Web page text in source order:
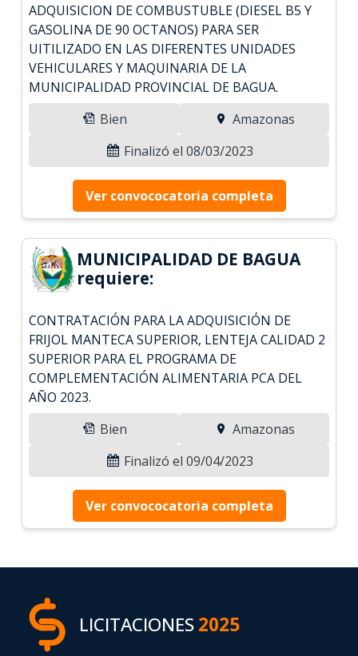
ADQUISICION DE COMBUSTUBLE (DIESEL B5 Y
GASOLINA DE 90 OCTANOS) PARA SER
UITILIZADO EN LAS DIFERENTES UNIDADES
VEHICULARES Y MAQUINARIA DE LA
MUNICIPALIDAD PROVINCIAL DE BAGUA.
Bien
Amazonas
Finalizó el 08/03/2023
Ver convococatoria completa
MUNICIPALIDAD DE BAGUA
requiere:
CONTRATACIÓN PARA LA ADQUISICIÓN DE
FRIJOL MANTECA SUPERIOR, LENTEJA CALIDAD 2
SUPERIOR PARA EL PROGRAMA DE
COMPLEMENTACIÓN ALIMENTARIA PCA DEL
AÑO 2023.
Bien
Amazonas
Finalizó el 09/04/2023
Ver convococatoria completa
LICITACIONES2025